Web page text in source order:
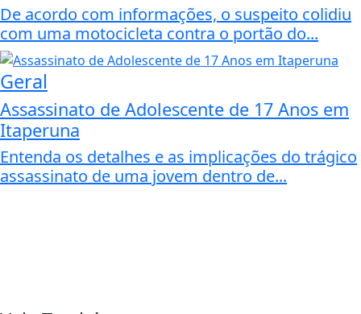
De acordo com informações, o suspeito colidiu
com uma motocicleta contra o portão do...
Geral
Assassinato de Adolescente de 17 Anos em
Itaperuna
Entenda os detalhes e as implicações do trágico
assassinato de uma jovem dentro de...